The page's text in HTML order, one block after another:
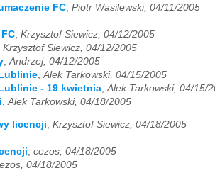
FC Piotr Wasilewski, 04/11/2005
Krzysztof Siewicz, 04/12/2005
Krzysztof Siewicz, 04/12/2005
Andrzej, 04/12/2005
Alek Tarkowski, 04/15/2005
- 19 kwietnia Alek Tarkowski, 04/15/
Alek Tarkowski, 04/18/2005
licencji, Krzysztof Siewicz, 04/18/2005
, cezos, 04/18/2005
04/18/2005